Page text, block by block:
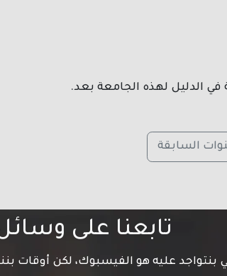
في الدليل لهذه الجامعة بعد.
السابقة
تابعنا على
بنتواجد عليه هو الفيسبوك، لكن أوقات